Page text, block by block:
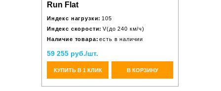
Run Flat
Индекс нагрузки: 105
Индекс скорости: V(до 240 км/ч)
Наличие товара: есть в наличии
59 255 руб./шт.
КУПИТЬ В 1 КЛИК В КОРЗИНУ